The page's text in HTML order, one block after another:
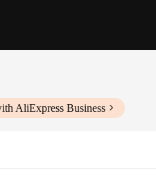
AliExpress Business